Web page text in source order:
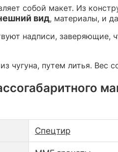
собой макет. Из
вид, материалы, и
надписи, заверяющие,
чугуна, путем литья. Вес
Спецтир